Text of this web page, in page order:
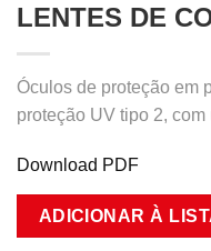
LENTES DE
Óculos de proteção em
proteção UV tipo 2,
Download PDF
ADICIONAR À